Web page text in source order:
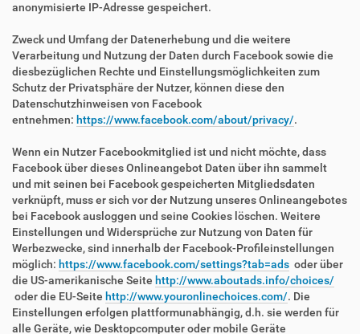
anonymisierte IP-Adresse gespeichert.
Zweck und Umfang der Datenerhebung und die weitere
Verarbeitung und Nutzung der Daten durch Facebook sowie die
diesbezüglichen Rechte und Einstellungsmöglichkeiten zum
Schutz der Privatsphäre der Nutzer, können diese den
Datenschutzhinweisen von Facebook
entnehmen: https://www.facebook.com/about/privacy/.
Wenn ein Nutzer Facebookmitglied ist und nicht möchte, dass
Facebook über dieses Onlineangebot Daten über ihn sammelt
und mit seinen bei Facebook gespeicherten Mitgliedsdaten
verknüpft, muss er sich vor der Nutzung unseres Onlineangebotes
bei Facebook ausloggen und seine Cookies löschen. Weitere
Einstellungen und Widersprüche zur Nutzung von Daten für
Werbezwecke, sind innerhalb der Facebook-Profileinstellungen
möglich: https://www.facebook.com/settings?tab=ads oder über
die US-amerikanische Seite http://www.aboutads.info/choices/
oder die EU-Seite http://www.youronlinechoices.com/. Die
Einstellungen erfolgen plattformunabhängig, d.h. sie werden für
alle Geräte, wie Desktopcomputer oder mobile Geräte